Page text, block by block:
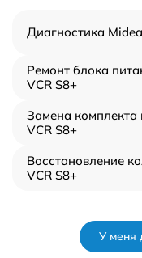
Диагностика
Ремонт блока
VCR S8+
Замена комплекта
VCR S8+
Восстановление
VCR S8+
У меня